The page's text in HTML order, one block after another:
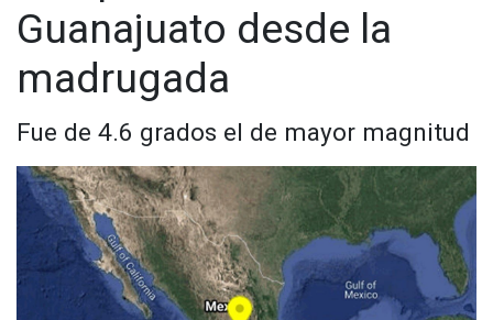
Guanajuato desde la
madrugada
Fue de 4.6 grados el de mayor magnitud